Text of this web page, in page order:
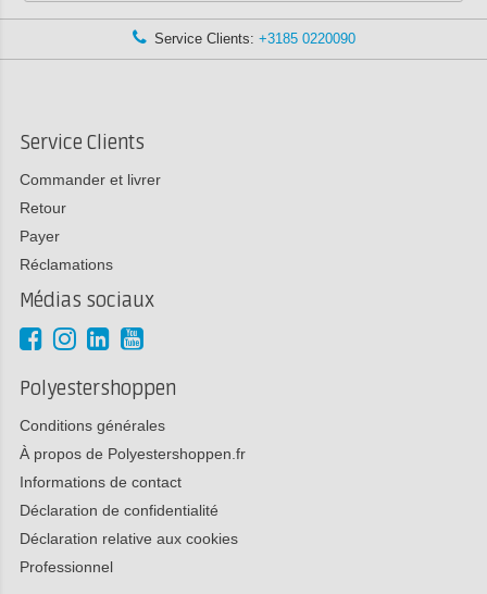
Service Clients: +3185 0220090
Service Clients
Commander et livrer
Retour
Payer
Réclamations
Médias sociaux
Polyestershoppen
Conditions générales
À propos de Polyestershoppen.fr
Informations de contact
Déclaration de confidentialité
Déclaration relative aux cookies
Professionnel